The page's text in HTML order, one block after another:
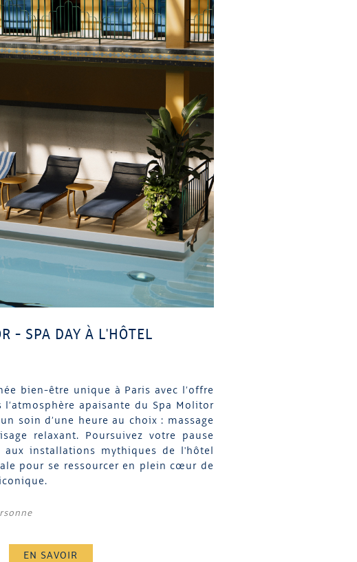
- SPA DAY À L'HÔTEL
bien-être unique à Paris avec l’offre
l’atmosphère apaisante du Spa Molitor
soin d’une heure au choix : massage
relaxant. Poursuivez votre pause
aux installations mythiques de l'hôtel
pour se ressourcer en plein cœur de
EN SAVOIR